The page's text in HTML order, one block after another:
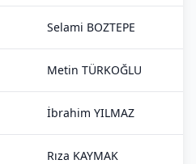
Selami BOZTEPE
Metin TÜRKOĞLU
İbrahim YILMAZ
Rıza KAYMAK